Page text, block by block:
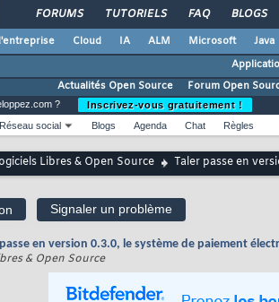
FORUMS TUTORIELS FAQ BLOGS
Cloud IA ALM Microsoft Java
Actualités Open Source
Forum Open
?
Inscrivez-vous gratuitement !
Réseau social Blogs Agenda Chat Règles
Libres & Open Source Taler passe en
Signaler un problème
en version 0.3.0, le système de paiement
& Open Source